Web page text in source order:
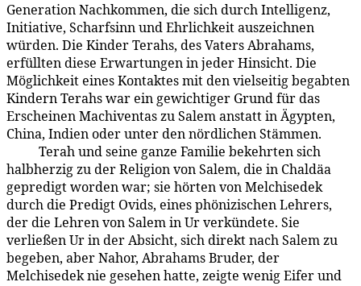
Gene­ration Nachkommen, die sich durch Intelligenz,
Initiative, Scharfsinn und Ehrlich­keit auszeichnen
würden. Die Kinder Terahs, des Vaters Abrahams,
erfüllten diese Erwartungen in jeder Hinsicht. Die
Möglichkeit eines Kontaktes mit den vielseitig begabten
Kindern Terahs war ein gewichtiger Grund für das
Erscheinen Machiventas zu Salem anstatt in Ägypten,
China, Indien oder unter den nördlichen Stämmen.
Terah und seine ganze Familie bekehrten sich
halbherzig zu der Religion von Salem, die in Chaldäa
gepredigt worden war; sie hörten von Melchisedek
durch die Predigt Ovids, eines phönizischen Lehrers,
der die Lehren von Salem in Ur verkündete. Sie
verließen Ur in der Absicht, sich direkt nach Salem zu
begeben, aber Nahor, Abrahams Bruder, der
Melchisedek nie gesehen hatte, zeigte wenig Eifer und